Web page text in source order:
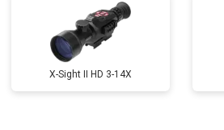
X-Sight II HD 3-14X